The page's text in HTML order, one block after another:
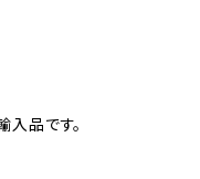
品です。